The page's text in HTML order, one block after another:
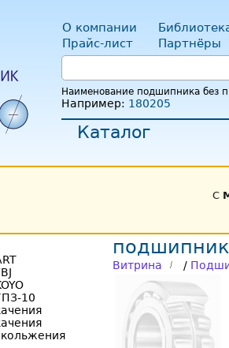
О компании
Прайс-лист
Партнёры
Наименование подшипника без
Например: 180205
Каталог
С
подшипник
Витрина /
10